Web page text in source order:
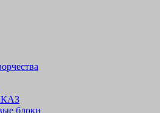
блоки